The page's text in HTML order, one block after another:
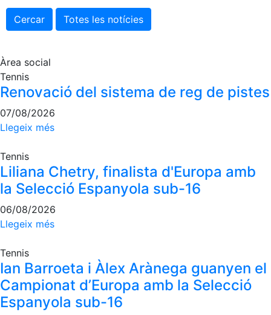
Palmarès equips
Llegendes
Competicions
Quadre d'Honor
Normativa
Pàdel
Escola de Pàdel
Quadres de joc
Quadre d'Honor
Històric del Campionat Social
Cercar Totes les notícies
Àrea social
Tennis
Renovació del sistema de reg de pistes
07/08/2026
Llegeix més
Tennis
Liliana Chetry, finalista d'Europa amb
la Selecció Espanyola sub-16
06/08/2026
Llegeix més
Tennis
Ian Barroeta i Àlex Arànega guanyen el
Campionat d’Europa amb la Selecció
Espanyola sub-16